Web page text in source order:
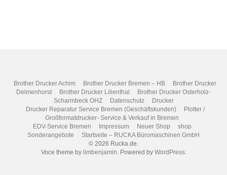
Brother Drucker Achim Brother Drucker Bremen – HB
Brother Drucker
Delmenhorst
Brother Drucker Lilienthal
Brother Drucker Osterholz-
Scharmbeck OHZ
Datenschutz
Drucker
Drucker Reparatur Service Bremen (Geschäftskunden)
Plotter /
Großformatdrucker- Service & Verkauf in Bremen
EDV-Service Bremen
Impressum Neuer Shop
shop
Sonderangebote
Startseite – RUCKA Büromaschinen GmbH
© 2026 Rucka.de.
Voce theme by limbenjamin. Powered by WordPress.